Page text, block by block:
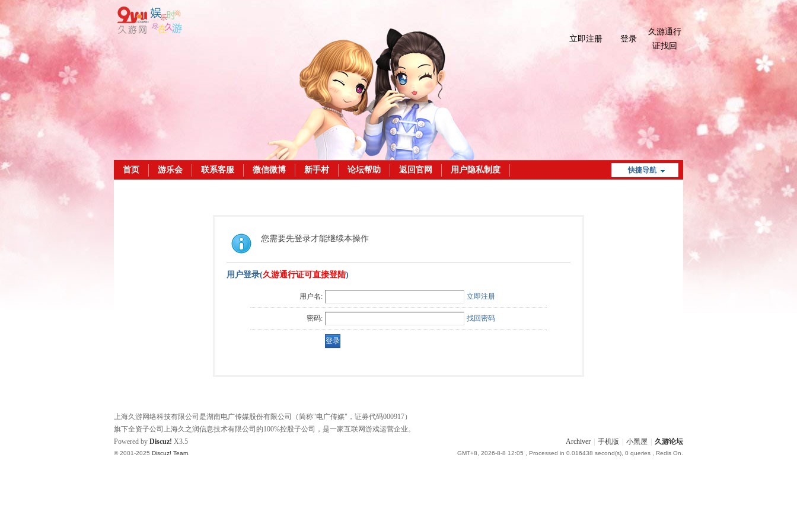
立即注册 登录
久游通行
证找回
快捷导航
首页 游乐会 联系客服 微信微博 新手村 论坛帮助 返回官网 用户隐私制度
您需要先登录才能继续本操作
用户登录(久游通行证可直接登陆)
用户名: 立即注册
密码: 找回密码
上海久游网络科技有限公司是湖南电广传媒股份有限公司（简称"电广传媒"，证券代码000917）
旗下全资子公司上海久之润信息技术有限公司的100%控股子公司，是一家互联网游戏运营企业。
Archiver
手机版 小黑屋 久游论坛
GMT+8, 2026-8-8 12:05 , Processed in 0.016438 second(s), 0 queries , Redis On.
Powered by Discuz! X3.5
© 2001-2025 Discuz! Team